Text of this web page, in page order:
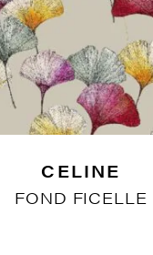
CELINE
FOND FICELLE